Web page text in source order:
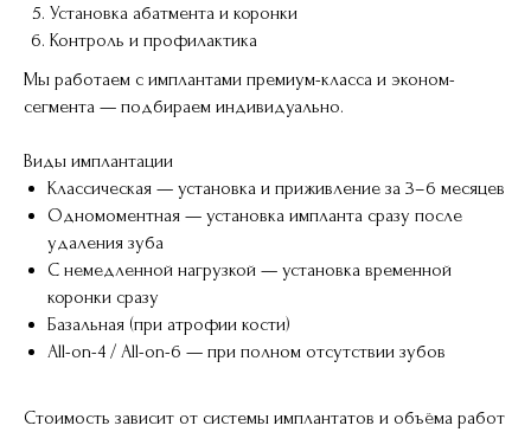
Установка абатмента и коронки
Контроль и профилактика
Мы работаем с имплантами премиум-класса и эконом-
сегмента — подбираем индивидуально.
Виды имплантации
Классическая — установка и приживление за 3–6 месяцев
Одномоментная — установка импланта сразу после
удаления зуба
С немедленной нагрузкой — установка временной
коронки сразу
Базальная (при атрофии кости)
All-on-4 / All-on-6 — при полном отсутствии зубов
Стоимость зависит от системы имплантатов и объёма работ